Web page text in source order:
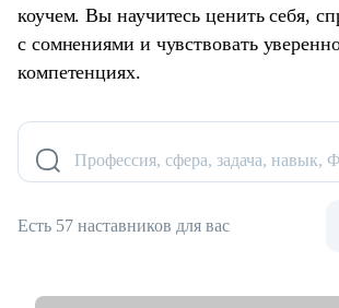
коучем. Вы научитесь ценить себя,
с сомнениями и чувствовать
компетенциях.
Профессия, сфера, задача,
Есть 57 наставников для вас